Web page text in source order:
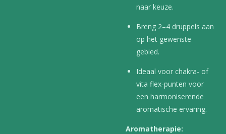
naar keuze.
Breng 2–4 druppels aan
op het gewenste
gebied.
Ideaal voor chakra- of
vita flex-punten voor
een harmoniserende
aromatische ervaring.
Aromatherapie: